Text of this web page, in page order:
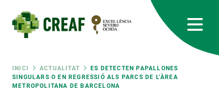
contingut
Fil
INICI ACTUALITAT
ES DETECTEN PAPALLONES
SINGULARS O EN REGRESSIÓ ALS PARCS DE L’ÀREA
METROPOLITANA DE BARCELONA
RRSS